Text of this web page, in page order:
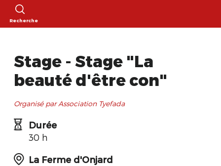
Recherche
Stage - Stage "La
beauté d'être con"
Organisé par Association Tyefada
Durée
30 h
La Ferme d'Onjard